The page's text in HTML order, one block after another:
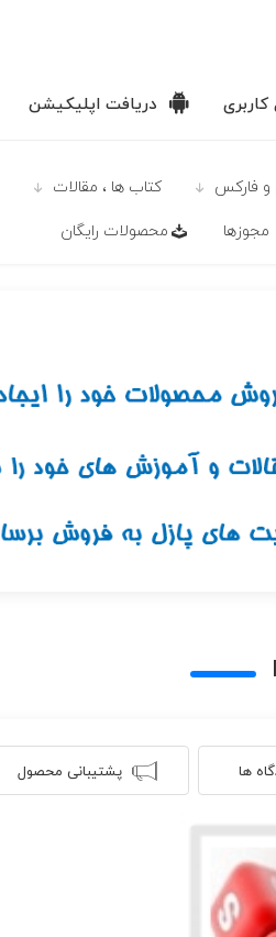
کاربری دریافت اپلیکیشن
فارکس كتاب ها ، مقالات
مجوزها محصولات رايگان
ها پشتیبانی محصول